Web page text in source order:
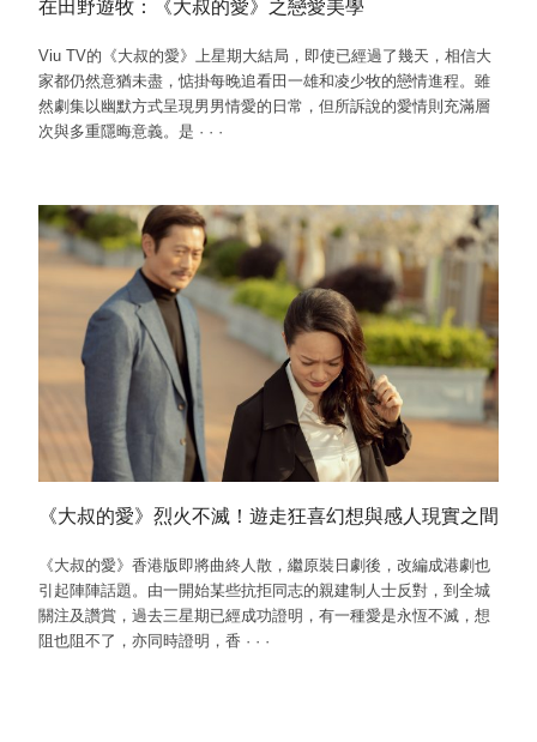
在田野遊牧：《大叔的愛》之戀愛美學
Viu TV的《大叔的愛》上星期大結局，即使已經過了幾天，相信大
家都仍然意猶未盡，惦掛每晚追看田一雄和凌少牧的戀情進程。雖
然劇集以幽默方式呈現男男情愛的日常，但所訴說的愛情則充滿層
次與多重隱晦意義。是 · · ·
《大叔的愛》烈火不滅！遊走狂喜幻想與感人現實之間
《大叔的愛》香港版即將曲終人散，繼原裝日劇後，改編成港劇也
引起陣陣話題。由一開始某些抗拒同志的親建制人士反對，到全城
關注及讚賞，過去三星期已經成功證明，有一種愛是永恆不滅，想
阻也阻不了，亦同時證明，香 · · ·